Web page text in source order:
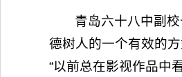
青岛六十八中副
德树人的一个有效的
“以前总在影视作品中